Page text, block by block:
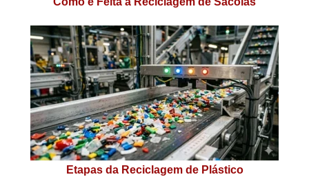
Etapas da Reciclagem de Plástico